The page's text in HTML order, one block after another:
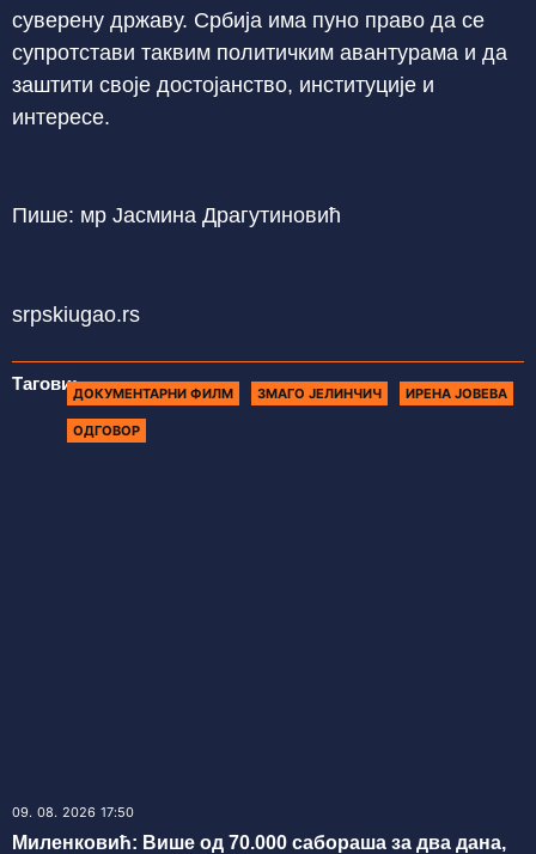
суверену државу. Србија има пуно право да се
супротстави таквим политичким авантурама и да
заштити своје достојанство, институције и
интересе.
Пише: мр Јасмина Драгутиновић
srpskiugao.rs
Тагови:ДОКУМЕНТАРНИ ФИЛМ ЗМАГО ЈЕЛИНЧИЧ ИРЕНА ЈОВЕВА
ОДГОВОР
09. 08. 2026 17:50
Миленковић: Више од 70.000 сабораша за два дана,